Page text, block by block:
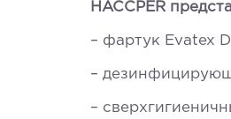
HACCPER
– фартук Evatex
–
–